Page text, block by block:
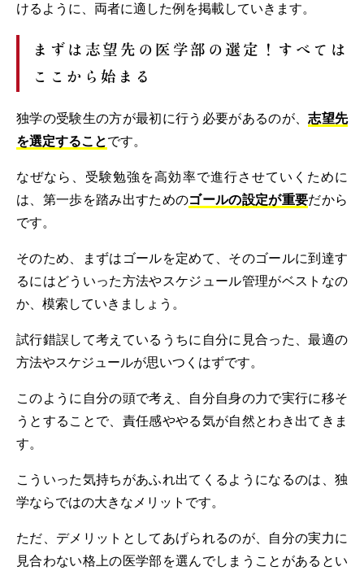
けるように、両者に適した例を掲載していきます。
まずは志望先の医学部の選定！すべては
ここから始まる
独学の受験生の方が最初に行う必要があるのが、志望先
を選定することです。
なぜなら、受験勉強を高効率で進行させていくために
は、第一歩を踏み出すためのゴールの設定が重要だから
です。
そのため、まずはゴールを定めて、そのゴールに到達す
るにはどういった方法やスケジュール管理がベストなの
か、模索していきましょう。
試行錯誤して考えているうちに自分に見合った、最適の
方法やスケジュールが思いつくはずです。
このように自分の頭で考え、自分自身の力で実行に移そ
うとすることで、責任感ややる気が自然とわき出てきま
す。
こういった気持ちがあふれ出てくるようになるのは、独
学ならではの大きなメリットです。
ただ、デメリットとしてあげられるのが、自分の実力に
見合わない格上の医学部を選んでしまうことがあるとい